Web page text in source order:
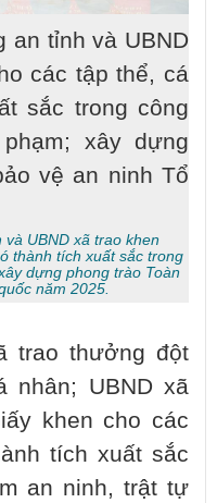
an tỉnh và UBND
các tập thể, cá
sắc trong công
xây dựng
vệ an ninh Tổ
UBND xã trao khen
thành tích xuất sắc trong
dựng phong trào Toàn
năm 2025.
trao thưởng đột
nhân; UBND xã
khen cho các
tích xuất sắc
an ninh, trật tự